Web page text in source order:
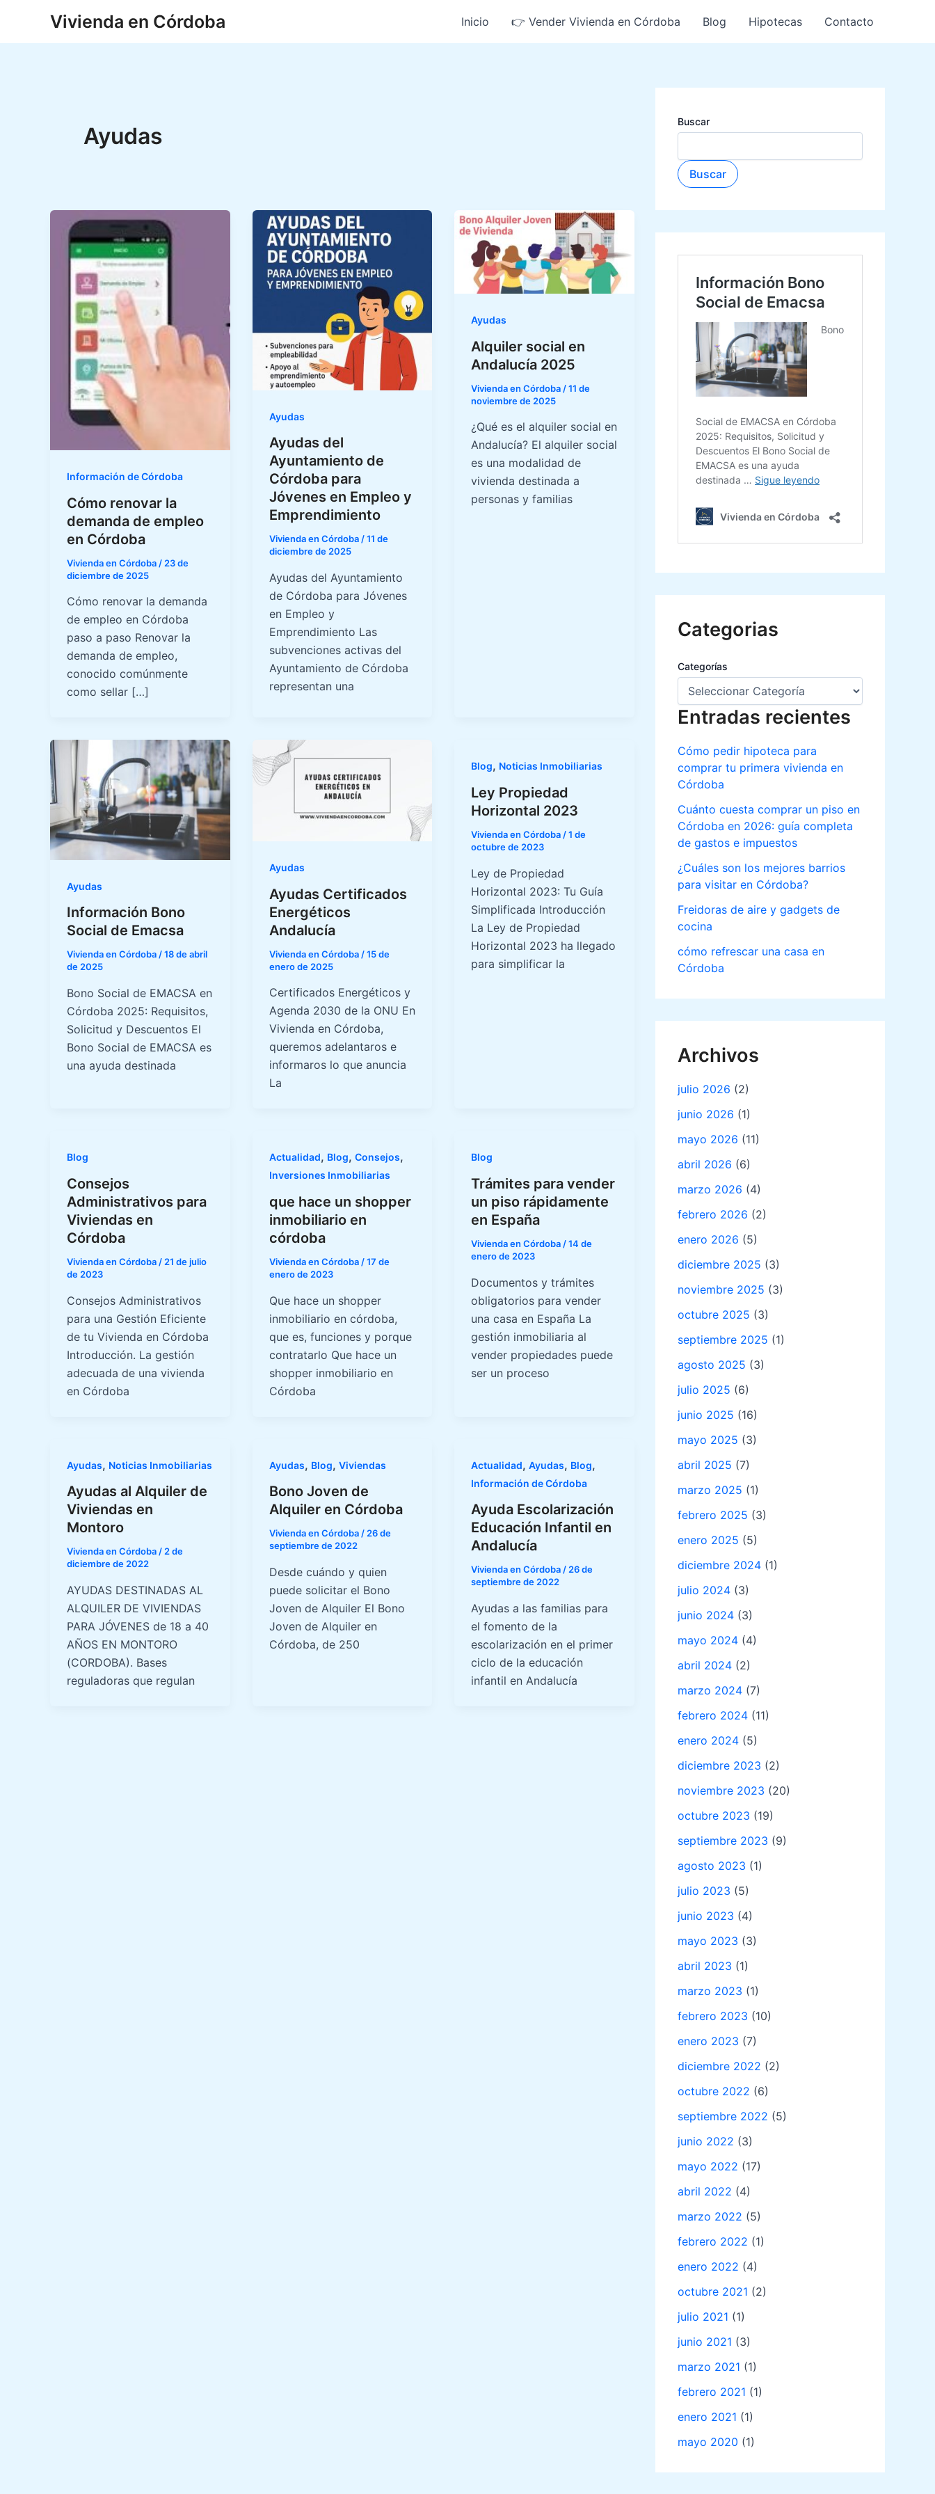
contenido
Vivienda en Córdoba Inicio 👉 Vender Vivienda en Córdoba Blog Hipotecas Contacto
Ayudas
Información de Córdoba
Cómo renovar la
demanda de empleo
en Córdoba
Vivienda en Córdoba / 23 de
diciembre de 2025
Cómo renovar la demanda
de empleo en Córdoba
paso a paso Renovar la
demanda de empleo,
conocido comúnmente
como sellar […]
Ayudas
Ayudas del
Ayuntamiento de
Córdoba para
Jóvenes en Empleo y
Emprendimiento
Vivienda en Córdoba/11 de
diciembre de 2025
Ayudas del Ayuntamiento
de Córdoba para Jóvenes
en Empleo y
Emprendimiento Las
subvenciones activas del
Ayuntamiento de Córdoba
representan una
Ayudas
Alquiler social en
Andalucía 2025
Vivienda en Córdoba /11 de
noviembre de 2025
¿Qué es el alquiler social en
Andalucía? El alquiler social
es una modalidad de
vivienda destinada a
personas y familias
Ayudas
Información Bono
Social de Emacsa
Vivienda en Córdoba/18 de abril
de 2025
Bono Social de EMACSA en
Córdoba 2025: Requisitos,
Solicitud y Descuentos El
Bono Social de EMACSA es
una ayuda destinada
Ayudas
Ayudas Certificados
Energéticos
Andalucía
Vivienda en Córdoba /15 de
enero de 2025
Certificados Energéticos y
Agenda 2030 de la ONU En
Vivienda en Córdoba,
queremos adelantaros e
informaros lo que anuncia
La
Blog, Noticias Inmobiliarias
Ley Propiedad
Horizontal 2023
Vivienda en Córdoba /1 de
octubre de 2023
Ley de Propiedad
Horizontal 2023: Tu Guía
Simplificada Introducción
La Ley de Propiedad
Horizontal 2023 ha llegado
para simplificar la
Blog
Consejos
Administrativos para
Viviendas en
Córdoba
Vivienda en Córdoba / 21 de julio
de 2023
Consejos Administrativos
para una Gestión Eficiente
de tu Vivienda en Córdoba
Introducción. La gestión
adecuada de una vivienda
en Córdoba
Actualidad, Blog, Consejos,
Inversiones Inmobiliarias
que hace un shopper
inmobiliario en
córdoba
Vivienda en Córdoba /17 de
enero de 2023
Que hace un shopper
inmobiliario en córdoba,
que es, funciones y porque
contratarlo Que hace un
shopper inmobiliario en
Córdoba
Blog
Trámites para vender
un piso rápidamente
en España
Vivienda en Córdoba /14 de
enero de 2023
Documentos y trámites
obligatorios para vender
una casa en España La
gestión inmobiliaria al
vender propiedades puede
ser un proceso
Ayudas, Noticias Inmobiliarias
Ayudas al Alquiler de
Viviendas en
Montoro
Vivienda en Córdoba/2 de
diciembre de 2022
AYUDAS DESTINADAS AL
ALQUILER DE VIVIENDAS
PARA JÓVENES de 18 a 40
AÑOS EN MONTORO
(CORDOBA). Bases
reguladoras que regulan
Ayudas, Blog, Viviendas
Bono Joven de
Alquiler en Córdoba
Vivienda en Córdoba/26 de
septiembre de 2022
Desde cuándo y quien
puede solicitar el Bono
Joven de Alquiler El Bono
Joven de Alquiler en
Córdoba, de 250
Actualidad,Ayudas, Blog,
Información de Córdoba
Ayuda Escolarización
Educación Infantil en
Andalucía
Vivienda en Córdoba/26 de
septiembre de 2022
Ayudas a las familias para
el fomento de la
escolarización en el primer
ciclo de la educación
infantil en Andalucía
Buscar
Buscar
Categorias
Categorías
Entradas recientes
Cómo pedir hipoteca para
comprar tu primera vivienda en
Córdoba
Cuánto cuesta comprar un piso en
Córdoba en 2026: guía completa
de gastos e impuestos
¿Cuáles son los mejores barrios
para visitar en Córdoba?
Freidoras de aire y gadgets de
cocina
cómo refrescar una casa en
Córdoba
Archivos
julio 2026 (2)
junio 2026 (1)
mayo 2026 (11)
abril 2026 (6)
marzo 2026 (4)
febrero 2026 (2)
enero 2026 (5)
diciembre 2025 (3)
noviembre 2025 (3)
octubre 2025 (3)
septiembre 2025 (1)
agosto 2025 (3)
julio 2025 (6)
junio 2025 (16)
mayo 2025 (3)
abril 2025 (7)
marzo 2025 (1)
febrero 2025 (3)
enero 2025 (5)
diciembre 2024 (1)
julio 2024 (3)
junio 2024 (3)
mayo 2024 (4)
abril 2024 (2)
marzo 2024 (7)
febrero 2024 (11)
enero 2024 (5)
diciembre 2023 (2)
noviembre 2023 (20)
octubre 2023 (19)
septiembre 2023 (9)
agosto 2023 (1)
julio 2023 (5)
junio 2023 (4)
mayo 2023 (3)
abril 2023 (1)
marzo 2023 (1)
febrero 2023 (10)
enero 2023 (7)
diciembre 2022 (2)
octubre 2022 (6)
septiembre 2022 (5)
junio 2022 (3)
mayo 2022 (17)
abril 2022 (4)
marzo 2022 (5)
febrero 2022 (1)
enero 2022 (4)
octubre 2021 (2)
julio 2021 (1)
junio 2021 (3)
marzo 2021 (1)
febrero 2021 (1)
enero 2021 (1)
mayo 2020 (1)